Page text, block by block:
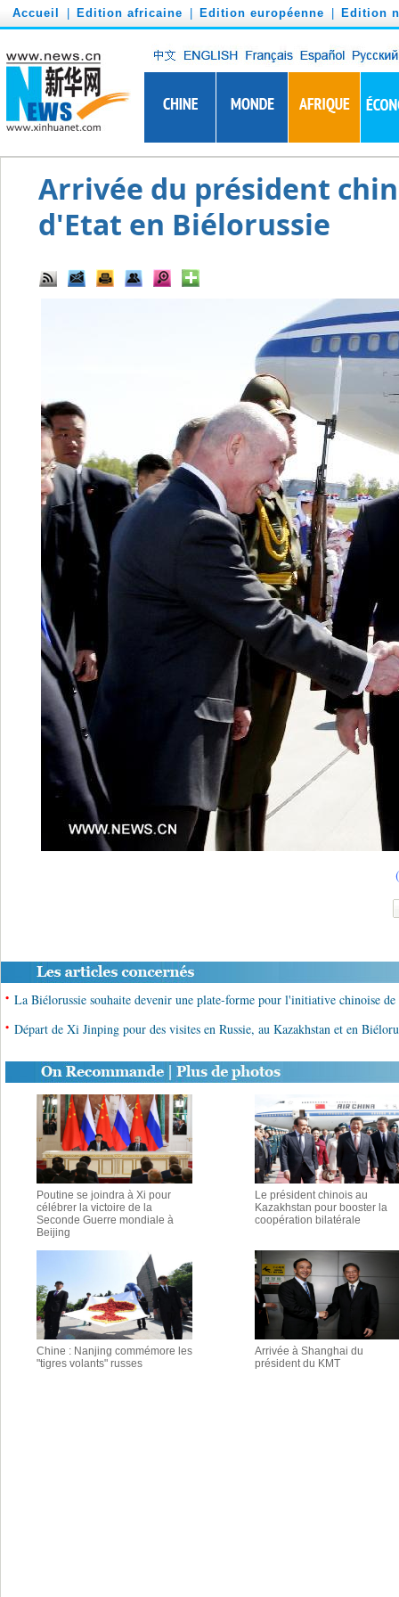
Accueil Edition africaine Edition européenne Edition
Arrivée du président
d'Etat en Biélorussie
• La Biélorussie souhaite devenir une plate-forme pour l'initiative chinoise
• Départ de Xi Jinping pour des visites en Russie, au Kazakhstan et en
Poutine se joindra à Xi pour
célébrer la victoire de la
Seconde Guerre mondiale à
Beijing
Le président chinois au
Kazakhstan pour booster la
coopération bilatérale
Chine : Nanjing commémore les
"tigres volants" russes
Arrivée à Shanghai du
président du KMT